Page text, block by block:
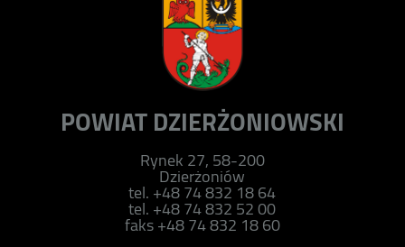
POWIAT DZIERŻONIOWSKI
Rynek 27, 58-200
Dzierżoniów
tel. +48 74 832 18 64
tel. +48 74 832 52 00
faks +48 74 832 18 60